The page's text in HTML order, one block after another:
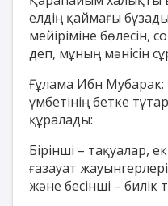
елдің қаймағы
мейіріміне бөлесін,
деп, мұның мәнісін
Ғұлама Ибн Мубарак:
үмбетінің бетке
құралады:
Бірінші – тақуалар,
ғазауат
және бесінші – билік